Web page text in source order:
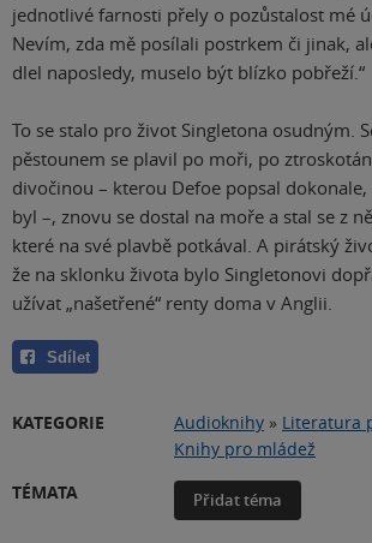
jednotlivé farnosti přely o pozůstalost mé
Nevím, zda mě posílali postrkem či jinak,
dlel naposledy, muselo být blízko pobřeží.“
To se stalo pro život Singletona osudným.
pěstounem se plavil po moři, po
divočinou – kterou Defoe popsal
byl –, znovu se dostal na moře a stal se z
které na své plavbě potkával. A pirátský
že na sklonku života bylo Singletonovi
užívat „našetřené“ renty doma v Anglii.
Sdílet
KATEGORIE Audioknihy » Literatura
Knihy pro mládež
TÉMATA
Přidat téma